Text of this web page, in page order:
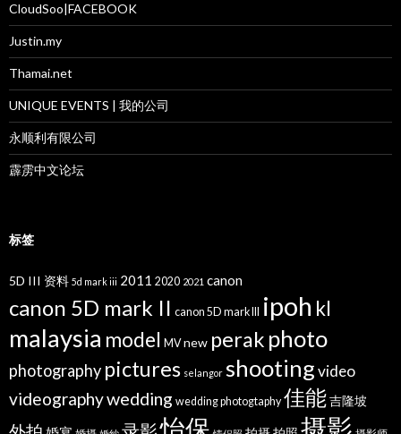
CloudSoo|FACEBOOK
Justin.my
Thamai.net
UNIQUE EVENTS | 我的公司
永顺利有限公司
霹雳中文论坛
标签
5D III 资料 5d mark iii 2011 2020 2021 canon
canon 5D mark II canon 5D mark III ipoh kl
malaysia model MV new perak photo
photography pictures selangor shootingvideo
videographywedding wedding photogtaphy 佳能吉隆坡
摄影